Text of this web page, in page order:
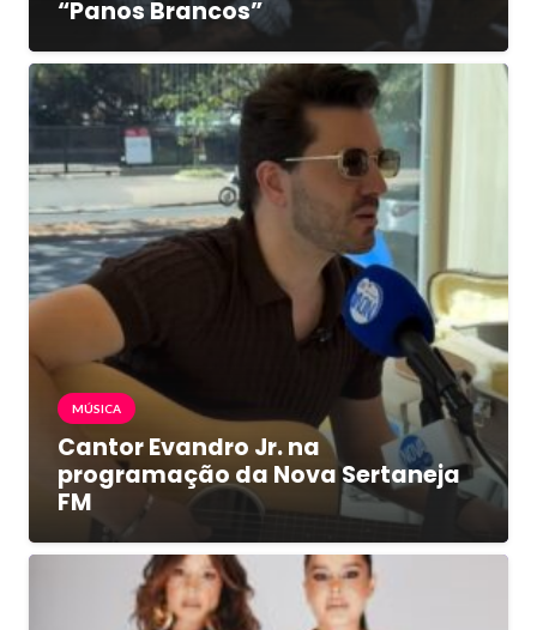
“Panos Brancos”
MÚSICA
Cantor Evandro Jr. na
programação da Nova Sertaneja
FM